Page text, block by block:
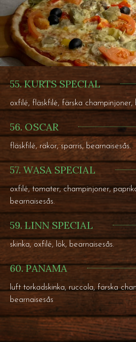
55. KURTS SPECIAL
oxfilé, fläskfilé, färska champinjoner,
56. OSCAR
fläskfilé, räkor, sparris, bearnaisesås.
57. WASA SPECIAL
oxfilé, tomater, champinjoner,
bearnaisesås.
59. LINN SPECIAL
skinka, oxfilé, lök, bearnaisesås.
60. PANAMA
luft torkadskinka, ruccola, färska
bearnaisesås